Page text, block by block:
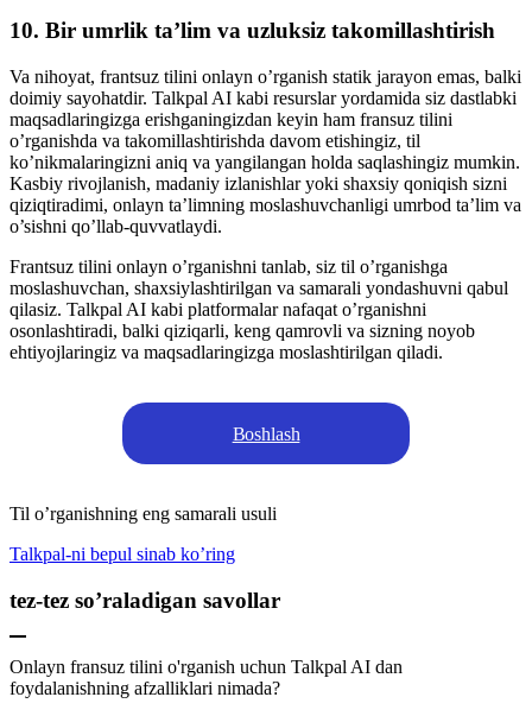
10. Bir umrlik ta’lim va uzluksiz takomillashtirish
Va nihoyat, frantsuz tilini onlayn o’rganish statik jarayon emas, balki
doimiy sayohatdir. Talkpal AI kabi resurslar yordamida siz dastlabki
maqsadlaringizga erishganingizdan keyin ham fransuz tilini
o’rganishda va takomillashtirishda davom etishingiz, til
ko’nikmalaringizni aniq va yangilangan holda saqlashingiz mumkin.
Kasbiy rivojlanish, madaniy izlanishlar yoki shaxsiy qoniqish sizni
qiziqtiradimi, onlayn ta’limning moslashuvchanligi umrbod ta’lim va
o’sishni qo’llab-quvvatlaydi.
Frantsuz tilini onlayn o’rganishni tanlab, siz til o’rganishga
moslashuvchan, shaxsiylashtirilgan va samarali yondashuvni qabul
qilasiz. Talkpal AI kabi platformalar nafaqat o’rganishni
osonlashtiradi, balki qiziqarli, keng qamrovli va sizning noyob
ehtiyojlaringiz va maqsadlaringizga moslashtirilgan qiladi.
Boshlash
Til o’rganishning eng samarali usuli
Talkpal-ni bepul sinab ko’ring
tez-tez so’raladigan savollar
Onlayn fransuz tilini o'rganish uchun Talkpal AI dan
foydalanishning afzalliklari nimada?